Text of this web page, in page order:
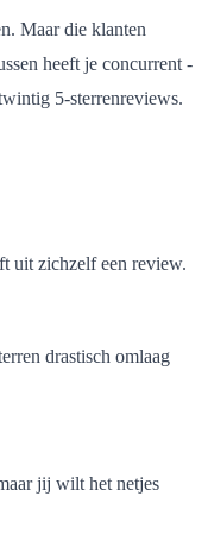
Maar die klanten
heeft je concurrent -
5-sterrenreviews.
uit zichzelf een review.
drastisch omlaag
jij wilt het netjes